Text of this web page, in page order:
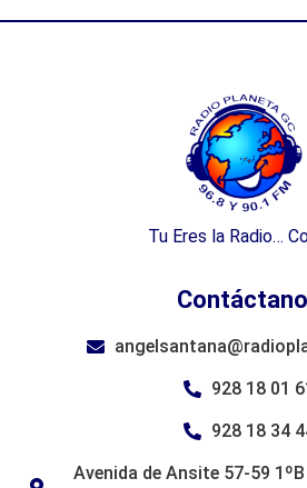
Tu Eres la Radio…
928 18 01
928 18 34
Avenida de Ansite 57-59